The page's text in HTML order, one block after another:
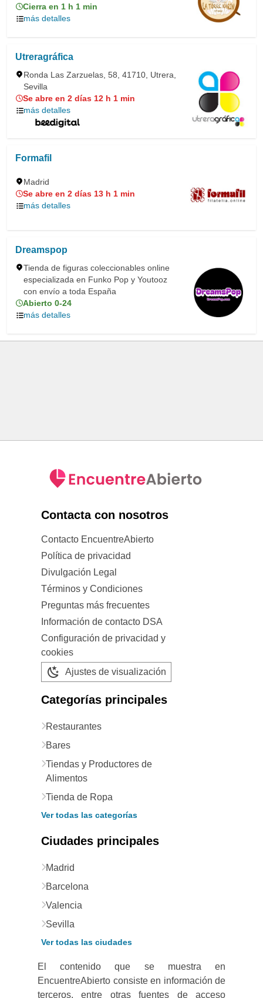
Cierra en 1 h 1 min
más detalles
Utreragráfica
Ronda Las Zarzuelas, 58, 41710, Utrera,
Sevilla
Se abre en 2 días 12 h 1 min
más detalles
Formafil
Madrid
Se abre en 2 días 13 h 1 min
más detalles
Dreamspop
Tienda de figuras coleccionables online
especializada en Funko Pop y Youtooz
con envío a toda España
Abierto 0-24
más detalles
Contacta con nosotros
Contacto EncuentreAbierto
Política de privacidad
Divulgación Legal
Términos y Condiciones
Preguntas más frecuentes
Información de contacto DSA
Configuración de privacidad y
cookies
Ajustes de visualización
Categorías principales
Restaurantes
Bares
Tiendas y Productores de
Alimentos
Tienda de Ropa
Ver todas las categorías
Ciudades principales
Madrid
Barcelona
Valencia
Sevilla
Ver todas las ciudades
El contenido que se muestra en
EncuentreAbierto consiste en información de
terceros, entre otras fuentes de acceso